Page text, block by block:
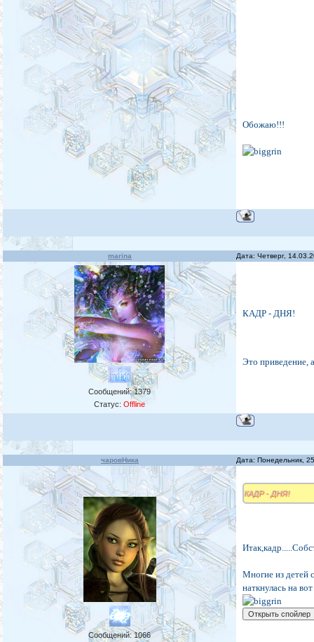
Обожаю!!!
marina Дата: Четверг,
Сообщений:1379
Статус:Offline
КАДР - ДНЯ!
Это приведение,
чаровНика Дата: Понедельник,
Сообщений:1066
КАДР - ДНЯ!
Многие из детей
наткнулась на